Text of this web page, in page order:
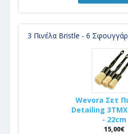
3 Πινέλα Bristle - 6
Wevora Σετ
Detailing
- 22cm
15,00€